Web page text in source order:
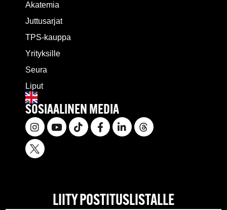
Akatemia
Juttusarjat
TPS-kauppa
Yrityksille
Seura
Liput
SOSIAALINEN MEDIA
LIITY POSTITUSLISTALLE